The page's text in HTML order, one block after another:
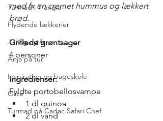
Turmad i Trangia
Flydende lækkerier
Jul og nytår
Anja på tur
Inspiration og bageskole
Oste
Turmad på Cadac Safari Chef
med fx en cremet hummus og lækkert
brød.
Grillede grøntsager
4 personer
Ingredienser:
Fyldte portobellosvampe
1 dl quinoa
2 dl vand